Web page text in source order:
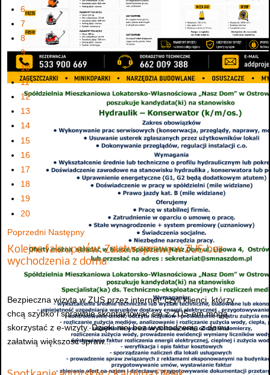
6
7
8
9
10
11
12
13
14
15
16
17
18
19
20
Poprzedni Następny
Kolejna fala upałów. Załatw sprawę w ZUS bez
wychodzenia z domu
Bezpieczna wizyta w ZUS przez internet, czyli klienci, którzy
chcą szybko i sprawnie skontaktować się z ZUS-em mogą
skorzystać z e-wizyty. Dzięki niej bez wychodzenia z domu
załatwią większość spraw...